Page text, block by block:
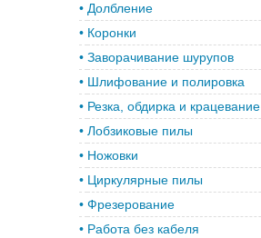
• Долбление
• Коронки
• Заворачивание шурупов
• Шлифование и полировка
• Резка, обдирка и крацевание
• Лобзиковые пилы
• Ножовки
• Циркулярные пилы
• Фрезерование
• Работа без кабеля